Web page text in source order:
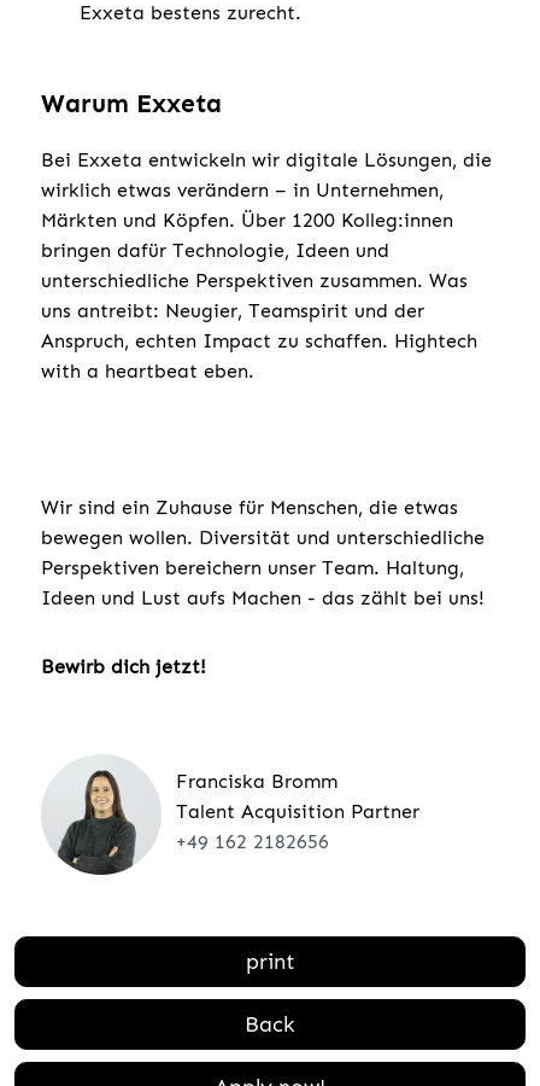
Exxeta bestens zurecht.
Warum Exxeta
Bei Exxeta entwickeln wir digitale Lösungen, die
wirklich etwas verändern – in Unternehmen,
Märkten und Köpfen. Über 1200 Kolleg:innen
bringen dafür Technologie, Ideen und
unterschiedliche Perspektiven zusammen. Was
uns antreibt: Neugier, Teamspirit und der
Anspruch, echten Impact zu schaffen. Hightech
with a heartbeat eben.
Wir sind ein Zuhause für Menschen, die etwas
bewegen wollen. Diversität und unterschiedliche
Perspektiven bereichern unser Team. Haltung,
Ideen und Lust aufs Machen - das zählt bei uns!
Bewirb dich jetzt!
Franciska Bromm
Talent Acquisition Partner
+49 162 2182656
print
Back